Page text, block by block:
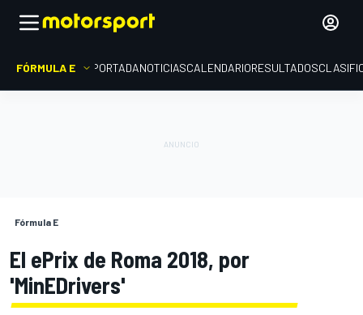
FÓRMULA E PORTADANOTICIASCALENDARIORESULTADOS
Fórmula E
El ePrix de Roma 2018, por
'MinEDrivers'